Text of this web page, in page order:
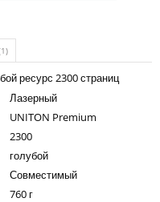
ресурс 2300 страниц
Лазерный
UNITON Premium
2300
голубой
Совместимый
760 г